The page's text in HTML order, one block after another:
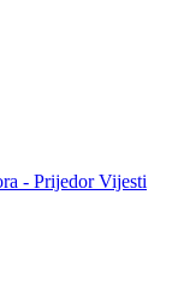
- Prijedor Vijesti